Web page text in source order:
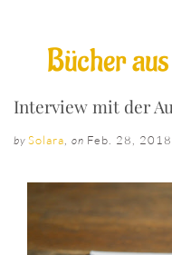
Bücher
Interview mit der
by Solara on Feb. 28, 2018